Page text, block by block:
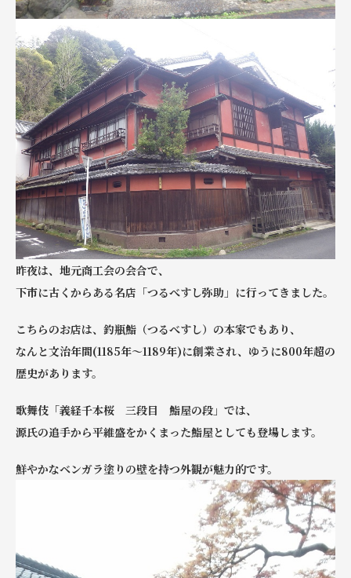
昨夜は、地元商工会の会合で、
下市に古くからある名店「つるべすし弥助」に行ってきました。
こちらのお店は、釣瓶鮨（つるべすし）の本家でもあり、
なんと文治年間(1185年〜1189年)に創業され、ゆうに800年超の
歴史があります。
歌舞伎「義経千本桜 三段目 鮨屋の段」では、
源氏の追手から平維盛をかくまった鮨屋としても登場します。
鮮やかなベンガラ塗りの壁を持つ外観が魅力的です。